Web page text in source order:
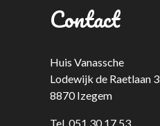
Contact
Huis Vanassche
Lodewijk de Raetlaan 3
8870 Izegem
Tel. 051 30 17 53